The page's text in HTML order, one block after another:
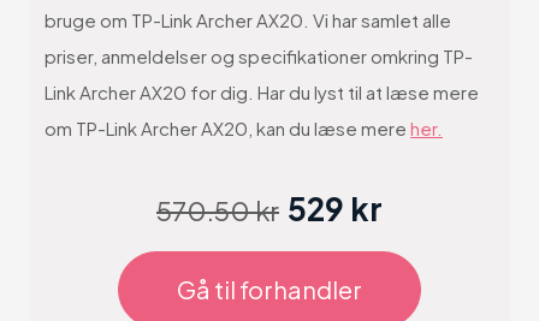
bruge om TP-Link Archer AX20. Vi har samlet alle
priser, anmeldelser og specifikationer omkring TP-
Link Archer AX20 for dig. Har du lyst til at læse mere
om TP-Link Archer AX20, kan du læse mere her.
570.50 kr 529 kr
Gå til forhandler